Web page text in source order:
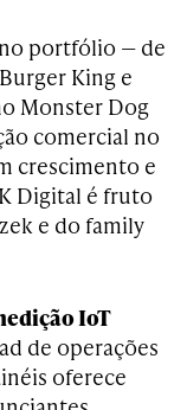
portfólio — de
King e
Monster Dog
comercial no
crescimento e
Digital é fruto
e do family
IoT
de operações
oferece